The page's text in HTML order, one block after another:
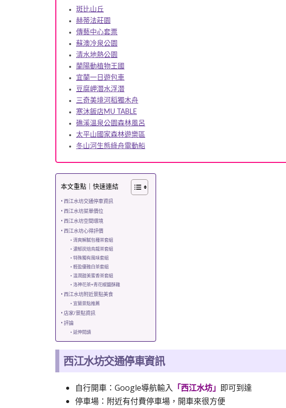
斑比山丘
赫蒂法莊園
傳藝中心套票
蘇澳冷泉公園
清水地熱公園
蘭陽動植物王國
宜蘭一日遊包車
豆腐岬潛水浮潛
三奇美境河稻獨木舟
寒沐飯店MU TABLE
礁溪溫泉公園森林風呂
太平山國家森林遊樂區
冬山河生態綠舟電動船
本文重點｜快速連結
西江水坊交通停車資訊
西江水坊菜單價位
西江水坊空間環境
西江水坊心得評價
清爽解膩包種茶套組
濃郁炭焙烏龍茶套組
特殊獨有風味套組
輕盈優雅白茶套組
溫潤甜美蜜香茶套組
洛神花茶+青花椒鹽酥雞
西江水坊附近景點美食
宜蘭景點推薦
店家/景點資訊
評論
延伸閱讀
西江水坊交通停車資訊
自行開車：Google導航輸入 「西江水坊」 即可到達
停車場：附近有付費停車場，開車來很方便